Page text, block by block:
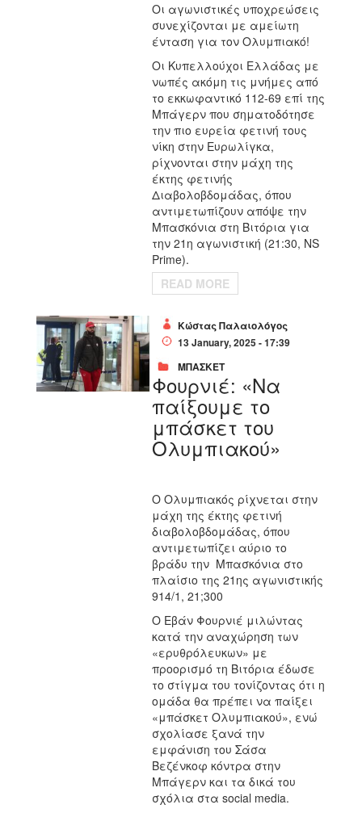
Οι αγωνιστικές υποχρεώσεις
συνεχίζονται με αμείωτη
ένταση για τον Ολυμπιακό!
Οι Κυπελλούχοι Ελλάδας με
νωπές ακόμη τις μνήμες από
το εκκωφαντικό 112-69 επί της
Μπάγερν που σηματοδότησε
την πιο ευρεία φετινή τους
νίκη στην Ευρωλίγκα,
ρίχνονται στην μάχη της
έκτης φετινής
Διαβολοβδομάδας, όπου
αντιμετωπίζουν απόψε την
Μπασκόνια στη Βιτόρια για
την 21η αγωνιστική (21:30, NS
Prime).
READ MORE
Κώστας Παλαιολόγος
13 January, 2025 - 17:39
ΜΠΑΣΚΕΤ
Φουρνιέ: «Να
παίξουμε το
μπάσκετ του
Ολυμπιακού»
Ο Ολυμπιακός ρίχνεται στην
μάχη της έκτης φετινή
διαβολοβδομάδας, όπου
αντιμετωπίζει αύριο το
βράδυ την Μπασκόνια στο
πλαίσιο της 21ης αγωνιστικής
914/1, 21;300
Ο Εβάν Φουρνιέ μιλώντας
κατά την αναχώρηση των
«ερυθρόλευκων» με
προορισμό τη Βιτόρια έδωσε
το στίγμα του τονίζοντας ότι η
ομάδα θα πρέπει να παίξει
«μπάσκετ Ολυμπιακού», ενώ
σχολίασε ξανά την
εμφάνιση του Σάσα
Βεζένκοφ κόντρα στην
Μπάγερν και τα δικά του
σχόλια στα social media.